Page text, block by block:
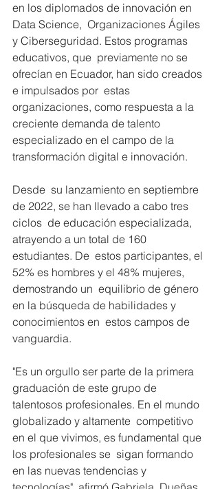
en los diplomados de innovación en
Data Science,  Organizaciones Ágiles
y Ciberseguridad. Estos programas
educativos, que  previamente no se
ofrecían en Ecuador, han sido creados
e impulsados por  estas
organizaciones, como respuesta a la
creciente demanda de talento
especializado en el campo de la
transformación digital e innovación.
Desde  su lanzamiento en septiembre
de 2022, se han llevado a cabo tres
ciclos  de educación especializada,
atrayendo a un total de 160
estudiantes. De  estos participantes, el
52% es hombres y el 48% mujeres,
demostrando un  equilibrio de género
en la búsqueda de habilidades y
conocimientos en  estos campos de
vanguardia.
"Es un orgullo ser parte de la primera
graduación de este grupo de
talentosos profesionales. En el mundo
globalizado y altamente  competitivo
en el que vivimos, es fundamental que
los profesionales se  sigan formando
en las nuevas tendencias y